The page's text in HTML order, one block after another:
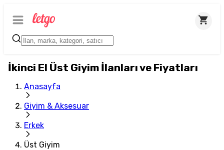
İkinci El Üst Giyim İlanları ve Fiyatları
Anasayfa
Giyim & Aksesuar
Erkek
Üst Giyim